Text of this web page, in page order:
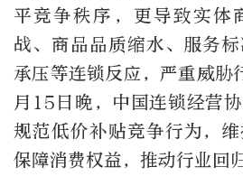
平竞争秩序，更导致实体
战、商品品质缩水、服务
承压等连锁反应，严重威胁
月15日晚，中国连锁经营
规范低价补贴竞争行为，维
保障消费权益，推动行业回